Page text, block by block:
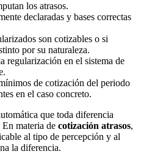
los atrasos.
declaradas y bases correctas
son cotizables o si
por su naturaleza.
regularización en el sistema de
de cotización del periodo
en el caso concreto.
que toda diferencia
materia de cotización atrasos,
al tipo de percepción y al
la diferencia.